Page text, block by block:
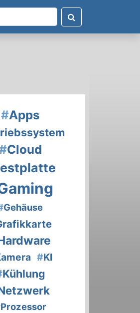
#Apps
Cloud
Gehäuse
#KI
Kühlung
Prozessor